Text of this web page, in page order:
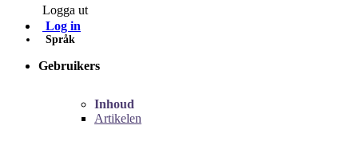
Logga ut
Log in
Språk
Gebruikers
Inhoud
Artikelen